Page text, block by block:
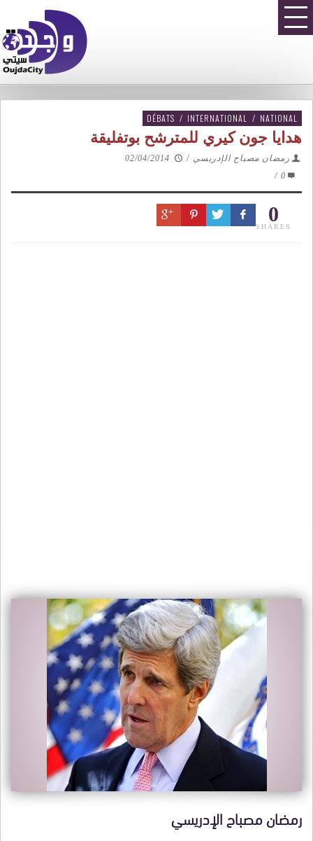
DÉBATS / INTERNATIONAL / NATIONAL
هدايا جون كيري للمترشح بوتفليقة
رمضان مصباح الإدريسي /
02/04/2014
0
/
0
SHARES
رمضان مصباح الإدريسي